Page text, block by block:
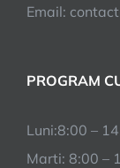
Email:
PROGRAM
Luni:8:00 –
Marti: 8:00 –